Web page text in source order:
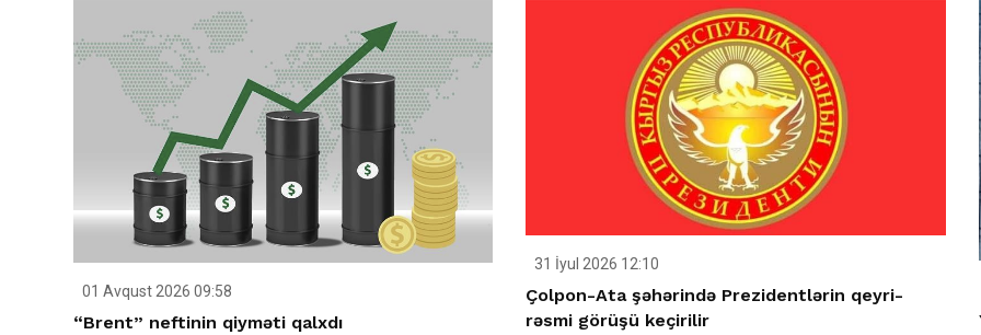
01 Avqust 2026 09:58
“Brent” neftinin qiyməti qalxdı
31 İyul 2026 12:10
Çolpon-Ata şəhərində Prezidentlərin qeyri-
rəsmi görüşü keçirilir